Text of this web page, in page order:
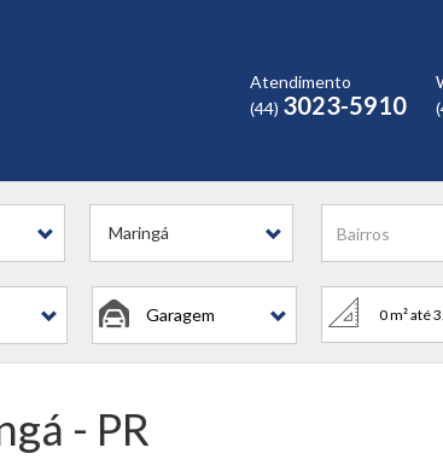
Atendimento
(44) 3023-5910
Maringá
Garagem
- PR